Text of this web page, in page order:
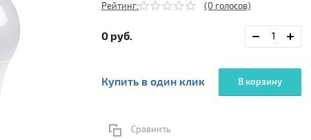
Рейтинг: (0 голосов)
0 руб.
Купить в один клик В корзину
Сравнить